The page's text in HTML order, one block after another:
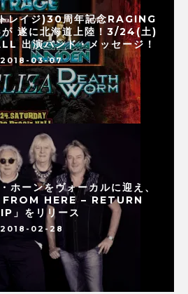
レイジ)30周年記念RAGING
遂に北海道上陸！3/24(土)
出演バンド・メッセージ！
2018-03-07
ホーンをヴォーカルに迎え、
FROM HERE – RETURN
」をリリース
2018-02-28